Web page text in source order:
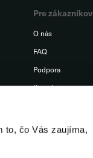
to, čo Vás zaujíma,
Pre zákazníkov
O nás
FAQ
Podpora
Kontakt